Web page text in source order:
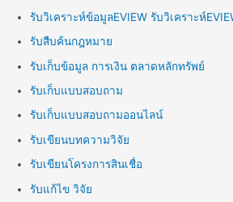
รับวิเคราะห์ข้อมูลEVIEW รับวิเคราะห์
รับสืบค้นกฎหมาย
รับเก็บข้อมูล การเงิน ตลาดหลักทรัพย์
รับเก็บแบบสอบถาม
รับเก็บแบบสอบถามออนไลน์
รับเขียนบทความวิจัย
รับเขียนโครงการสินเชื่อ
รับแก้ไข วิจัย